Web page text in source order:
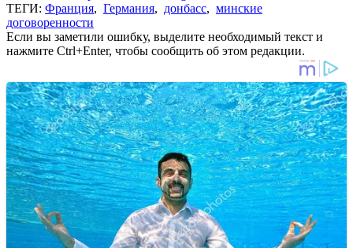
ТЕГИ: Франция, Германия, донбасс, минские
договоренности
Если вы заметили ошибку, выделите необходимый текст и
нажмите Ctrl+Enter, чтобы сообщить об этом редакции.